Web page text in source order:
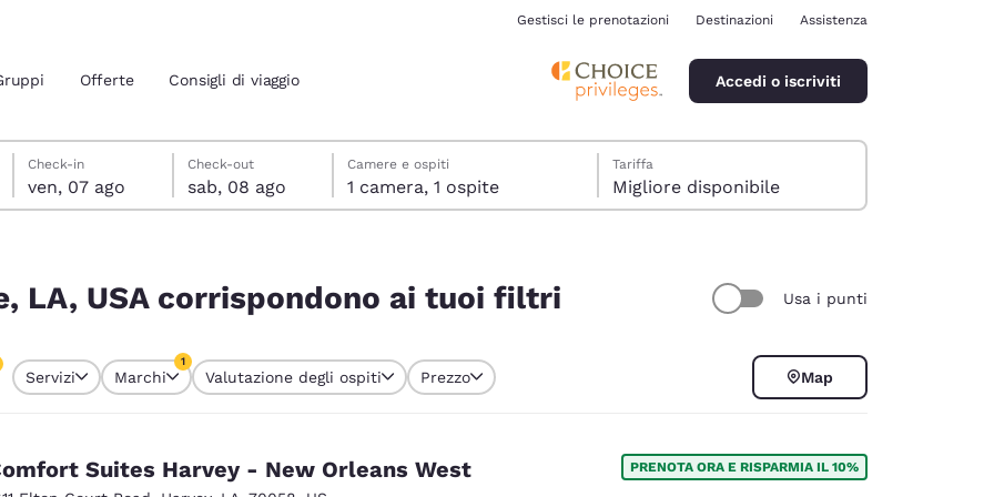
attuali
Estados Unidos
Español Español
Gestisci le prenotazioni Destinazioni Assistenza
Offerte Consigli di viaggio Accedi o iscriviti
venerdì 7 agosto
Check-in
ven, 07 ago
sabato 8 agosto
Check-out
sab, 08 ago
sabato 8 agosto data di check-out selezionata
venerdì 7 agosto data di check-in selezionata
Camere e ospiti
1 camera, 1 ospite
Tariffa
Migliore disponibile
LA, USA corrispondono ai tuoi filtri Usa i punti
selezionato
Servizi Marchi
1
Valutazione degli ospiti Prezzo Map
Suites Harvey - New Orleans West PRENOTA ORA E RISPARMIA IL 10%